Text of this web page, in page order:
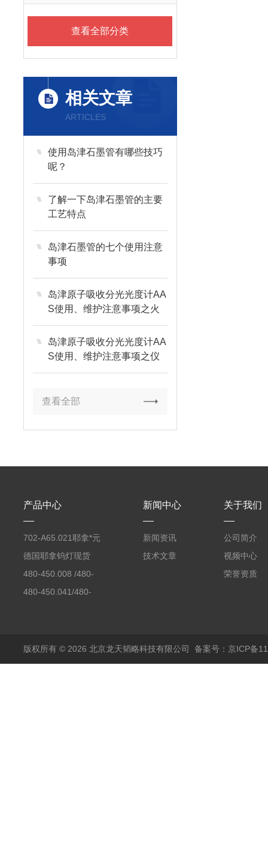
查看全部分类
相关文章
ARTICLES
使用岛津石墨管有哪些技巧
呢？
了解一下岛津石墨管的主要
工艺特点
岛津石墨管的七个使用注意
事项
岛津原子吸收分光光度计AA
S使用、维护注意事项之火
焰部分篇
岛津原子吸收分光光度计AA
S使用、维护注意事项之仪
器环境篇
查看全部
产品中心
702-A65.021耶拿*元
素分析仪反应罐
德国耶拿钨灯现货
480-450.008 /480-
450.008C耶拿镉Cd空
480-450.041/480-
包邮
新闻中心
新闻资讯
技术文章
关于我们
公司简介
视频中心
荣誉资质
版权所有 © 2026 北京龙天韬略科技有限公司 备案号：京ICP备